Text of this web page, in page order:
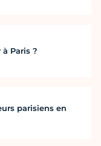
Paris ?
parisiens en